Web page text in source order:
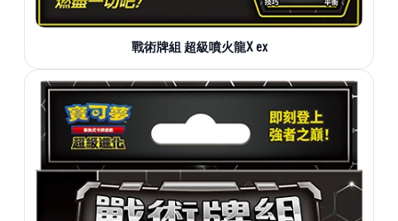
戰術牌組 超級噴火龍X ex